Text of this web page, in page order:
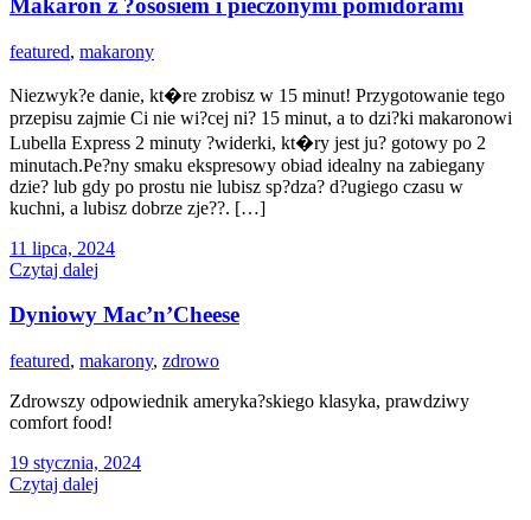
Makaron z ?ososiem i pieczonymi pomidorami
featured, makarony
Niezwyk?e danie, kt�re zrobisz w 15 minut! Przygotowanie tego
przepisu zajmie Ci nie wi?cej ni? 15 minut, a to dzi?ki makaronowi
Lubella Express 2 minuty ?widerki, kt�ry jest ju? gotowy po 2
minutach.Pe?ny smaku ekspresowy obiad idealny na zabiegany
dzie? lub gdy po prostu nie lubisz sp?dza? d?ugiego czasu w
kuchni, a lubisz dobrze zje??. […]
11 lipca, 2024
Czytaj dalej
Dyniowy Mac’n’Cheese
featured, makarony, zdrowo
Zdrowszy odpowiednik ameryka?skiego klasyka, prawdziwy
comfort food!
19 stycznia, 2024
Czytaj dalej